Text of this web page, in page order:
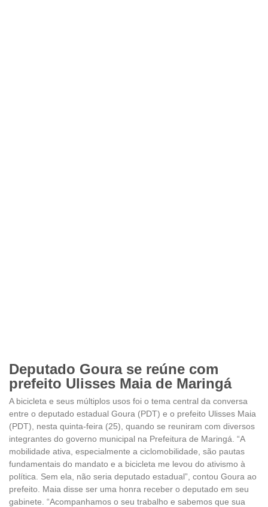
Deputado Goura se reúne com
prefeito Ulisses Maia de Maringá
A bicicleta e seus múltiplos usos foi o tema central da conversa
entre o deputado estadual Goura (PDT) e o prefeito Ulisses Maia
(PDT), nesta quinta-feira (25), quando se reuniram com diversos
integrantes do governo municipal na Prefeitura de Maringá. “A
mobilidade ativa, especialmente a ciclomobilidade, são pautas
fundamentais do mandato e a bicicleta me levou do ativismo à
política. Sem ela, não seria deputado estadual”, contou Goura ao
prefeito. Maia disse ser uma honra receber o deputado em seu
gabinete. “Acompanhamos o seu trabalho e sabemos que sua